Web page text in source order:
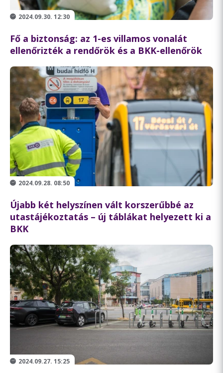
2024.09.30. 12:30
Fő a biztonság: az 1-es villamos vonalát
ellenőrizték a rendőrök és a BKK-ellenőrök
2024.09.28. 08:50
Újabb két helyszínen vált korszerűbbé az
utastájékoztatás – új táblákat helyezett ki a
BKK
2024.09.27. 15:25